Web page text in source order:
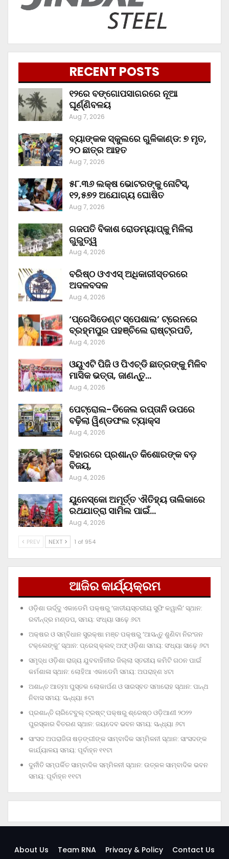
RECENT POSTS
୧୨ରେ ବଙ୍ଗୋପସାଗରରେ ନୂଆ
ଘୂର୍ଣ୍ଣିବଳୟ
Aug 7, 2026
ବ୍ୟାଙ୍କକ ସ୍କୁଲରେ ଗୁଳିକାଣ୍ଡ: ୭ ମୃତ,
୨୦ ଛାତ୍ର ଆହତ
Aug 7, 2026
୫୮.୩୬ ଲକ୍ଷ ଭୋଟରଙ୍କୁ ନୋଟିସ୍‌,
୧୨,୫୭୨ ଅଯୋଗ୍ୟ ଘୋଷିତ
Aug 7, 2026
ଗଜପତି ବିକାଶ ରୋଡମ୍ୟାପ୍‌କୁ ମିଳିଲା
ଗୁରୁତ୍ୱ
Aug 4, 2026
ବରିଷ୍ଠ ଓଏଏସ୍‌ ଅଧିକାରୀସ୍ତରରେ
ଅଦଳବଦଳ
Aug 4, 2026
‘ପ୍ରେସିଡେଣ୍ଟ ସ୍ପେଶାଲ’ ଟ୍ରେନରେ
ବ୍ରହ୍ମପୁର ପହଞ୍ଚିଲେ ରାଷ୍ଟ୍ରପତି,
Aug 4, 2026
ଓୟୁଏଟି ପିଜି ଓ ପିଏଚ୍‌ଡି ଛାତ୍ରଙ୍କୁ ମିଳିବ
ମାସିକ ଭତ୍ତା, ଜାଣନ୍ତୁ…
Aug 4, 2026
ପେଟ୍ରୋଲ-ଡିଜେଲ ରପ୍ତାନି ଉପରେ
ବଢ଼ିଲା ୱିଣ୍ଡଫଲ ଟ୍ୟାକ୍ସ
Aug 4, 2026
ବିହାରରେ ପ୍ରଶାନ୍ତ କିଶୋରଙ୍କ ବଡ଼
ବିଜୟ,
Aug 4, 2026
ୟୁନେସ୍କୋ ଅମୂର୍ତ୍ତ ଐତିହ୍ୟ ତାଲିକାରେ
ରଥଯାତ୍ରା ସାମିଲ ପାଇଁ…
Aug 4, 2026
PREV NEXT 1 of 954
ଆଜିର କାର୍ଯ୍ୟକ୍ରମ
ଓଡ଼ିଶା ଊର୍ଦ୍ଦୁ ଏକାଡେମି ପକ୍ଷରୁ ‘ଜାତୀୟସ୍ତରୀୟ ସୁଫି କୱାଲି’ ସ୍ଥାନ:
ରବୀନ୍ଦ୍ର ମଣ୍ଡପ, ସମୟ: ସଂଧ୍ୟା ସାଢ଼େ ୬ଟା
ଅକ୍ଷର ଓ ସମ୍ବିଧାନ ସୁରକ୍ଷା ମଞ୍ଚ ପକ୍ଷରୁ ‘ଆସନ୍ତୁ ଶୁଣିବା ନିରଂଜନ
ଟକ୍‌ଲେଙ୍କୁ’ ସ୍ଥାନ: ପ୍ରେସ୍‌ କ୍ଲବ୍‌ ଅଫ୍‌ ଓଡ଼ିଶା ସମୟ: ସଂଧ୍ୟା ସାଢ଼େ ୬ଟା
ସମୃଦ୍ଧ ଓଡ଼ିଶା ରାଜ୍ୟ ଯୁବବାହିନୀର ଜିଲ୍ଲା ସ୍ତରୀୟ କମିଟି ଗଠନ ପାଇଁ
କର୍ମଶାଳା ସ୍ଥାନ: ଲୋହିଆ ଏକାଡେମି ସମୟ: ଅପରାହ୍‌ଣ ୪ଟା
ଅଶାନ୍ତ ଆତ୍ମା ପୁସ୍ତକ ଲୋକାର୍ପଣ ଓ ସାରସ୍ବତ ସମାରୋହ ସ୍ଥାନ: ପାନ୍ଥ
ନିବାସ ସମୟ: ସନ୍ଧ୍ୟା ୫ଟା
ପ୍ରଶାନ୍ତି ଚାରିଟେବୁଲ୍‌ ଟ୍ରଷ୍ଟ୍‌ ପକ୍ଷରୁ ଶ୍ରେଷ୍ଠ ଓଡ଼ିଆଣୀ ୨୦୨୨
ପୁରସ୍କାର ବିତରଣ ସ୍ଥାନ: ଜୟଦେବ ଭବନ ସମୟ: ସନ୍ଧ୍ୟା ୬ଟା
ସାଂସଦ ଅପରାଜିତା ଷଡ଼ଙ୍ଗୀଙ୍କ ସାମ୍ବାଦିକ ସମ୍ମିଳନୀ ସ୍ଥାନ: ସାଂସଦଙ୍କ
କାର୍ଯ୍ୟାଳୟ ସମୟ: ପୂର୍ବାହ୍ନ ୧୧ଟା
ଦୁର୍ନୀତି ସମ୍ପର୍କିତ ସାମ୍ବାଦିକ ସମ୍ମିଳନୀ ସ୍ଥାନ: ଉତ୍କଳ ସାମ୍ବାଦିକ ଭବନ
ସମୟ: ପୂର୍ବାହ୍ନ ୧୧ଟା
About Us Team RNA Privacy & Policy
Contact Us